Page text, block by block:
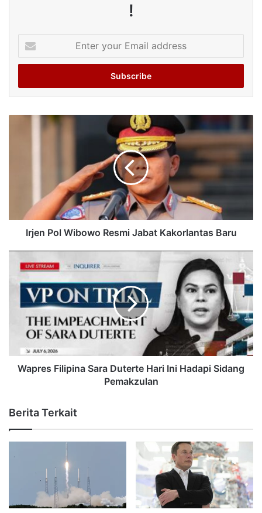
!
your
Email
Irjen Pol Wibowo Resmi Jabat Kakorlantas Baru
Wapres Filipina Sara Duterte Hari Ini Hadapi Sidang
Pemakzulan
Berita Terkait